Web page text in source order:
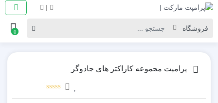
|
0
پرامپت مجموعه کاراکتر های جادوگر